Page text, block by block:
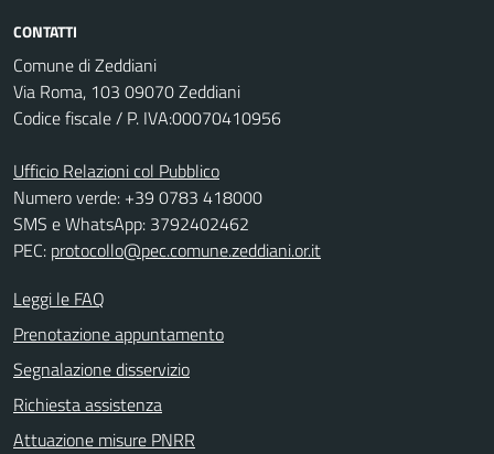
CONTATTI
Comune di Zeddiani
Via Roma, 103 09070 Zeddiani
Codice fiscale / P. IVA:00070410956
Ufficio Relazioni col Pubblico
Numero verde: +39 0783 418000
SMS e WhatsApp: 3792402462
PEC: protocollo@pec.comune.zeddiani.or.it
Leggi le FAQ
Prenotazione appuntamento
Segnalazione disservizio
Richiesta assistenza
Attuazione misure PNRR